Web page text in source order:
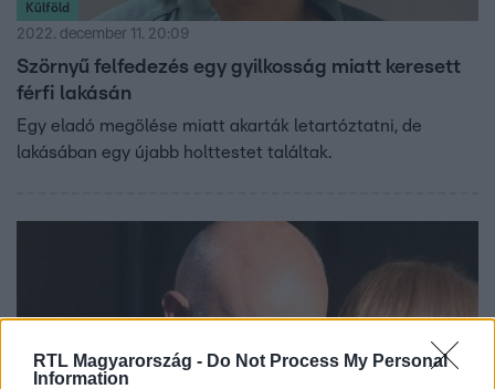
RTL Magyarország - Do Not Process My Personal
Information
Külföld
2022. december 11. 20:09
Szörnyű felfedezés egy gyilkosság miatt keresett
férfi lakásán
Egy eladó megölése miatt akarták letartóztatni, de
lakásában egy újabb holttestet találtak.